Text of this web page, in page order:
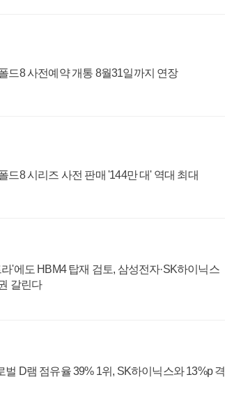
드8 사전예약 개통 8월31일까지 연장
드8 시리즈 사전 판매 '144만 대' 역대 최대
'에도 HBM4 탑재 검토, 삼성전자·SK하이닉스
갈린다
벌 D램 점유율 39% 1위, SK하이닉스와 13%p 격